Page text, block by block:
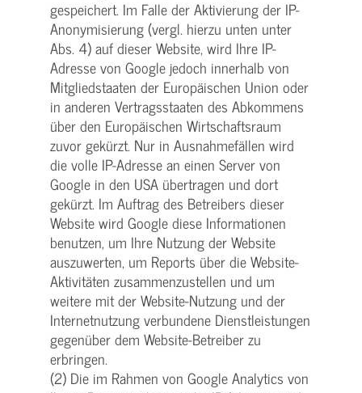
gespeichert. Im Falle der Aktivierung der IP-
Anonymisierung (vergl. hierzu unten unter
Abs. 4) auf dieser Website, wird Ihre IP-
Adresse von Google jedoch innerhalb von
Mitgliedstaaten der Europäischen Union oder
in anderen Vertragsstaaten des Abkommens
über den Europäischen Wirtschaftsraum
zuvor gekürzt. Nur in Ausnahmefällen wird
die volle IP-Adresse an einen Server von
Google in den USA übertragen und dort
gekürzt. Im Auftrag des Betreibers dieser
Website wird Google diese Informationen
benutzen, um Ihre Nutzung der Website
auszuwerten, um Reports über die Website-
Aktivitäten zusammenzustellen und um
weitere mit der Website-Nutzung und der
Internetnutzung verbundene Dienstleistungen
gegenüber dem Website-Betreiber zu
erbringen.
(2) Die im Rahmen von Google Analytics von